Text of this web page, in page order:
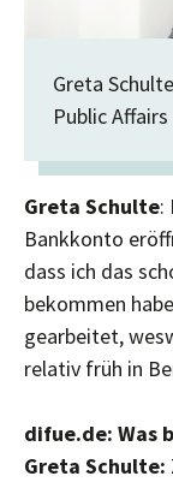
Greta
Public Affairs
Greta Schulte:
Bankkonto
dass ich das
bekommen
gearbeitet,
relativ früh in
difue.de: Was
Greta Schulte: